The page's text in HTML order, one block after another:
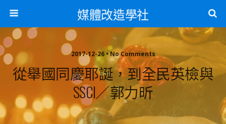
媒體改造學社
2017-12-26 • No Comments
從舉國同慶耶誕，到全民英檢與
SSCI／郭力昕